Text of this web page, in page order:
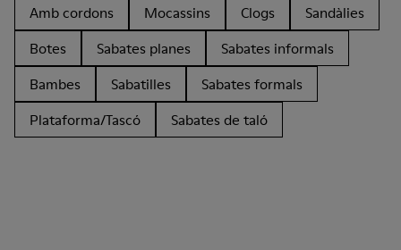
Amb cordons
Mocassins Clogs
Sandàlies
Botes
Sabates planes
Sabates informals
Bambes
Sabatilles
Sabates formals
Plataforma/Tascó
Sabates de taló